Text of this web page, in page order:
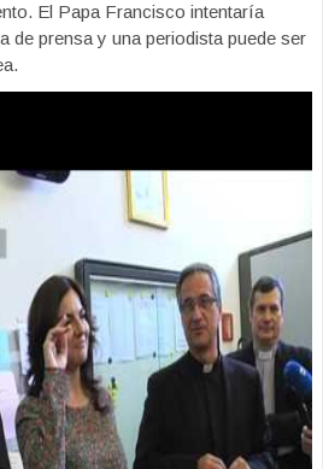
El Papa Francisco intentaría
de prensa y una periodista puede ser